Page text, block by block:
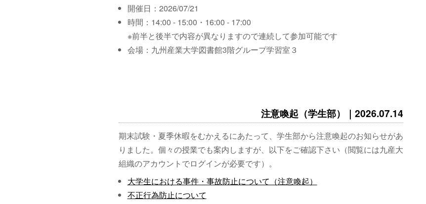
開催日：2026/07/21
時間：14:00 - 15:00・16:00 - 17:00
※前半と後半で内容が異なりますので連続して参加可能です
会場：九州産業大学図書館3階グループ学習室３
注意喚起（学生部）｜2026.07.14
期末試験・夏季休暇をむかえるにあたって、学生部から注意喚起のお知らせがあ
りました。個々の授業でも案内しますが、以下をご確認下さい（閲覧には九産大
組織のアカウントでログインが必要です）。
大学生における事件・事故防止について（注意喚起）
不正行為防止について